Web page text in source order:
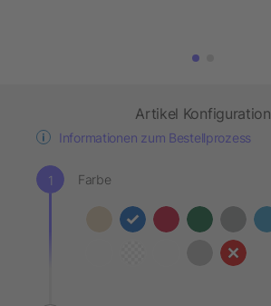
Artikel Konfiguration
Informationen zum Bestellprozess
Farbe